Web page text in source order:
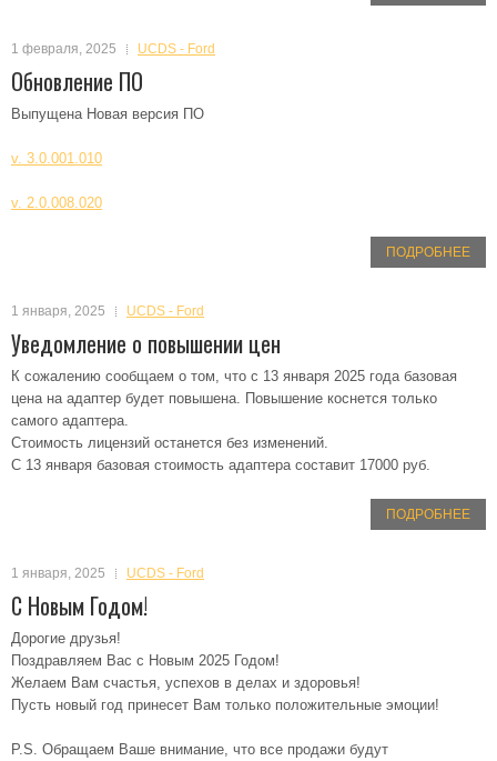
1 февраля, 2025 UCDS - Ford
Обновление ПО
Выпущена Новая версия ПО
v. 3.0.001.010
v. 2.0.008.020
ПОДРОБНЕЕ
1 января, 2025 UCDS - Ford
Уведомление о повышении цен
К сожалению сообщаем о том, что с 13 января 2025 года базовая
цена на адаптер будет повышена. Повышение коснется только
самого адаптера.
Стоимость лицензий останется без изменений.
С 13 января базовая стоимость адаптера составит 17000 руб.
ПОДРОБНЕЕ
1 января, 2025 UCDS - Ford
С Новым Годом!
Дорогие друзья!
Поздравляем Вас с Новым 2025 Годом!
Желаем Вам счастья, успехов в делах и здоровья!
Пусть новый год принесет Вам только положительные эмоции!
P.S. Обращаем Ваше внимание, что все продажи будут